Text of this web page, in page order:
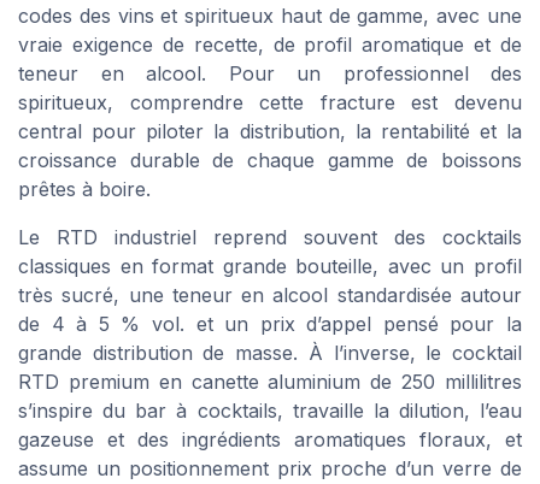
codes des vins et spiritueux haut de gamme, avec une
vraie exigence de recette, de profil aromatique et de
teneur en alcool. Pour un professionnel des
spiritueux, comprendre cette fracture est devenu
central pour piloter la distribution, la rentabilité et la
croissance durable de chaque gamme de boissons
prêtes à boire.
Le RTD industriel reprend souvent des cocktails
classiques en format grande bouteille, avec un profil
très sucré, une teneur en alcool standardisée autour
de 4 à 5 % vol. et un prix d’appel pensé pour la
grande distribution de masse. À l’inverse, le cocktail
RTD premium en canette aluminium de 250 millilitres
s’inspire du bar à cocktails, travaille la dilution, l’eau
gazeuse et des ingrédients aromatiques floraux, et
assume un positionnement prix proche d’un verre de